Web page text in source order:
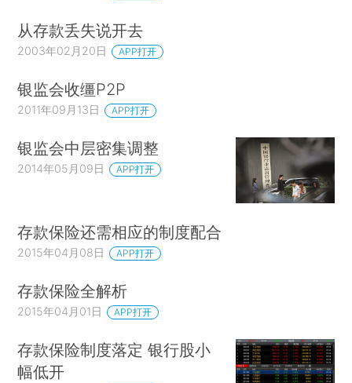
从存款丢失说开去
2003年02月20日 APP打开
银监会收缰P2P
2011年09月13日 APP打开
银监会中层密集调整
2014年05月09日 APP打开
存款保险还需相应的制度配合
2015年04月08日 APP打开
存款保险全解析
2015年04月01日 APP打开
存款保险制度落定 银行股小
幅低开